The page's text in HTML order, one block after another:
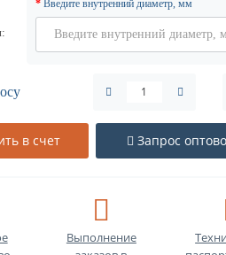
Введите внутренний диаметр, мм
в счет Запрос
Выполнение